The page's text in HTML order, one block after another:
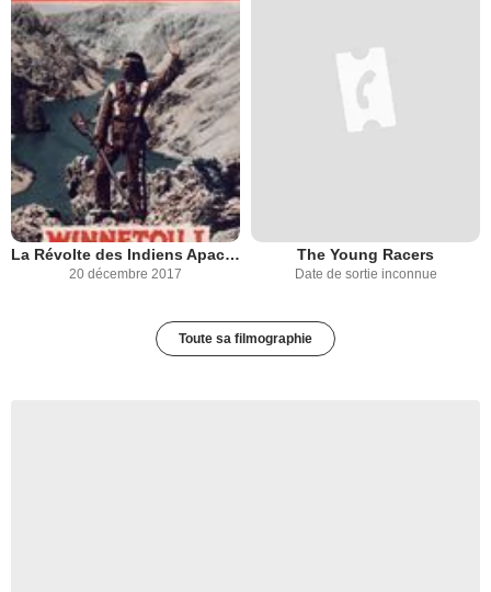
La Révolte des Indiens Apaches
20 décembre 2017
The Young Racers
Date de sortie inconnue
Toute sa filmographie